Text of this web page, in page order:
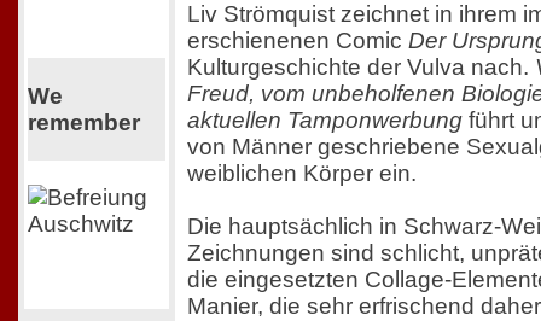
We
remember
Liv Strömquist zeichnet in ihrem
erschienenen Comic Der
Kulturgeschichte der Vulva nach.
Freud, vom unbeholfenen
aktuellen Tamponwerbung führt
von Männer geschriebene
weiblichen Körper ein.
Die hauptsächlich in Schwarz-
Zeichnungen sind schlicht,
die eingesetzten Collage-
Manier, die sehr erfrischend